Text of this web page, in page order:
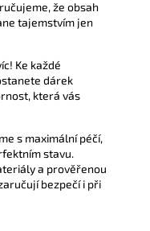
že obsah
tajemstvím jen
Ke každé
dárek
která vás
s maximální péčí,
stavu.
a prověřenou
bezpečí i při